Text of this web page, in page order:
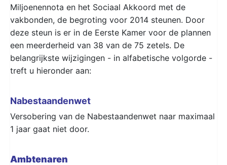
Miljoenennota en het Sociaal Akkoord met de
vakbonden, de begroting voor 2014 steunen. Door
deze steun is er in de Eerste Kamer voor de plannen
een meerderheid van 38 van de 75 zetels. De
belangrijkste wijzigingen - in alfabetische volgorde -
treft u hieronder aan:
Nabestaandenwet
Versobering van de Nabestaandenwet naar maximaal
1 jaar gaat niet door.
Ambtenaren